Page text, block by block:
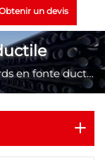
un devis
en fonte ductile